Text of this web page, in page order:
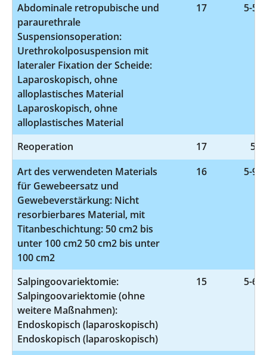
Abdominale retropubische und
paraurethrale
Suspensionsoperation:
Urethrokolposuspension mit
lateraler Fixation der Scheide:
Laparoskopisch, ohne
alloplastisches Material
Laparoskopisch, ohne
alloplastisches Material
17 5-
Reoperation 17
5-
Art des verwendeten Materials
für Gewebeersatz und
Gewebeverstärkung: Nicht
resorbierbares Material, mit
Titanbeschichtung: 50 cm2 bis
unter 100 cm2 50 cm2 bis unter
100 cm2
16 5-
Salpingoovariektomie:
Salpingoovariektomie (ohne
weitere Maßnahmen):
Endoskopisch (laparoskopisch)
Endoskopisch (laparoskopisch)
15 5-